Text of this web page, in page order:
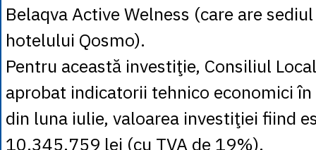
Belaqva Active Welness (care are
hotelului Qosmo).
Pentru această investiţie, Consiliul
aprobat indicatorii tehnico economici
din luna iulie, valoarea investiţiei fiind
10.345.759 lei (cu TVA de 19%).